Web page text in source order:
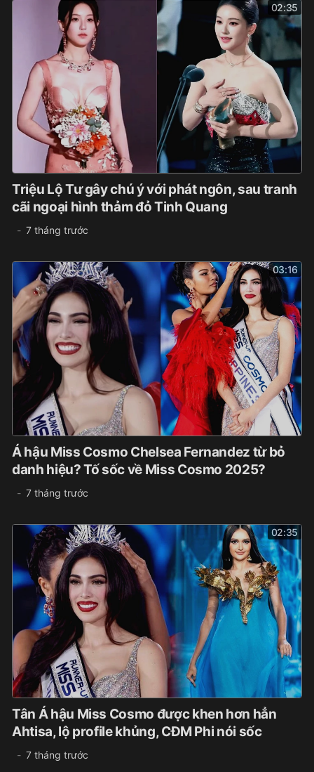
02:35
Triệu Lộ Tư gây chú ý với phát ngôn, sau tranh
cãi ngoại hình thảm đỏ Tinh Quang
7 tháng trước
03:16
Á hậu Miss Cosmo Chelsea Fernandez từ bỏ
danh hiệu? Tố sốc về Miss Cosmo 2025?
7 tháng trước
02:35
Tân Á hậu Miss Cosmo được khen hơn hẳn
Ahtisa, lộ profile khủng, CĐM Phi nói sốc
7 tháng trước